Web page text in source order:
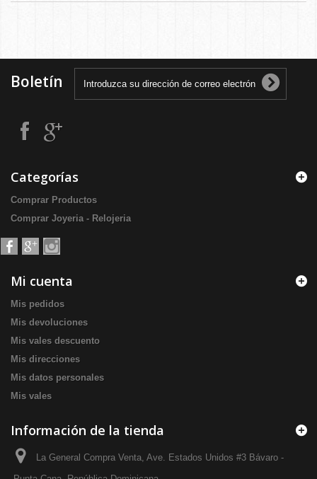
Boletín
Categorías
Comprar Productos
Comprar Joyeria - Relojeria
Mi cuenta
Mis pedidos
Mis devoluciones
Mis vales descuento
Mis direcciones
Mis datos personales
Mis vales
Información de la tienda
La General Compra Venta, Ave. Estados Unidos #3 Bávaro -